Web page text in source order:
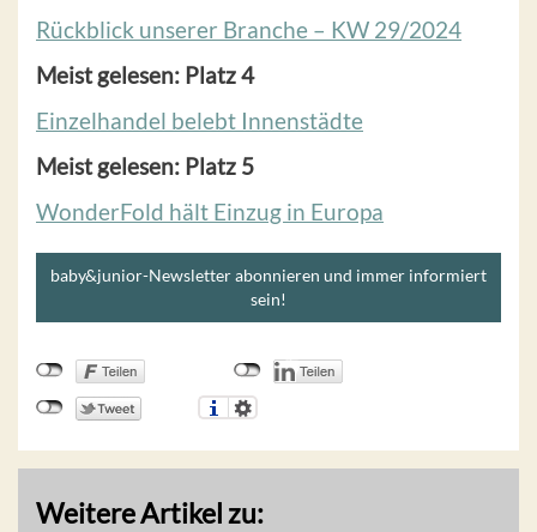
Rückblick unserer Branche – KW 29/2024
Meist gelesen: Platz 4
Einzelhandel belebt Innenstädte
Meist gelesen: Platz 5
WonderFold hält Einzug in Europa
baby&junior-Newsletter abonnieren und immer informiert
sein!
Weitere Artikel zu: